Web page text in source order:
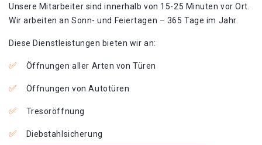
Unsere Mitarbeiter sind innerhalb von 15-25 Minuten vor Ort.
Wir arbeiten an Sonn- und Feiertagen – 365 Tage im Jahr.
Diese Dienstleistungen bieten wir an:
Öffnungen aller Arten von Türen
Öffnungen von Autotüren
Tresoröffnung
Diebstahlsicherung